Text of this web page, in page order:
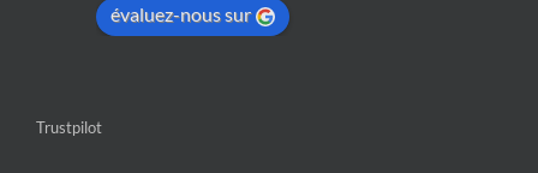
évaluez-nous sur
Trustpilot